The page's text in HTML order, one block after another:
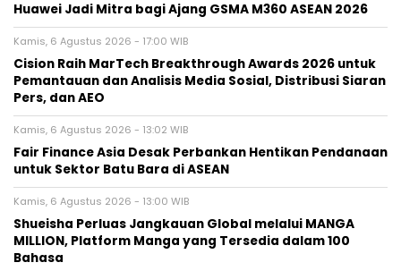
Huawei Jadi Mitra bagi Ajang GSMA M360 ASEAN 2026
Kamis, 6 Agustus 2026 - 17:00 WIB
Cision Raih MarTech Breakthrough Awards 2026 untuk
Pemantauan dan Analisis Media Sosial, Distribusi Siaran
Pers, dan AEO
Kamis, 6 Agustus 2026 - 13:02 WIB
Fair Finance Asia Desak Perbankan Hentikan Pendanaan
untuk Sektor Batu Bara di ASEAN
Kamis, 6 Agustus 2026 - 13:00 WIB
Shueisha Perluas Jangkauan Global melalui MANGA
MILLION, Platform Manga yang Tersedia dalam 100
Bahasa